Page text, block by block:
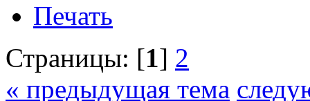
Печать
Страницы: [1] 2
« предыдущая тема